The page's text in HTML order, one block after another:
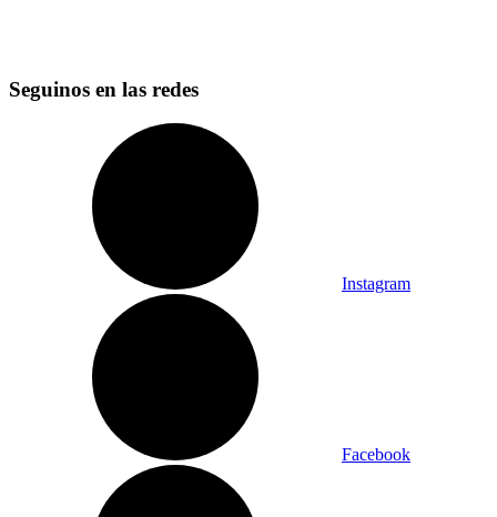
Seguinos en las redes
Instagram
Facebook